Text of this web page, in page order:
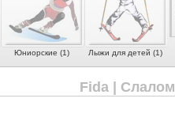
Юниорские (1) Лыжи для детей (1)
Fida | Слалом